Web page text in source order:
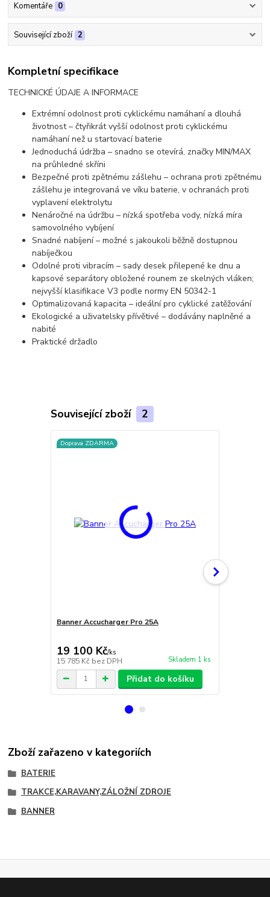
Komentáře 0
Související zboží 2
Kompletní specifikace
TECHNICKÉ ÚDAJE A INFORMACE
Extrémní odolnost proti cyklickému namáhaní a dlouhá
životnost – čtyřikrát vyšší odolnost proti cyklickému
namáhaní než u startovací baterie
Jednoduchá údržba – snadno se otevírá, značky MIN/MAX
na průhledné skříni
Bezpečné proti zpětnému zášlehu – ochrana proti zpětnému
zášlehu je integrovaná ve víku baterie, v ochranách proti
vyplavení elektrolytu
Nenáročné na údržbu – nízká spotřeba vody, nízká míra
samovolného vybíjení
Snadné nabíjení – možné s jakoukoli běžně dostupnou
nabíječkou
Odolné proti vibracím – sady desek přilepené ke dnu a
kapsové separátory obložené rounem ze skelných vláken;
nejvyšší klasifikace V3 podle normy EN 50342-1
Optimalizovaná kapacita – ideální pro cyklické zatěžování
Ekologické a uživatelsky přívětivé – dodávány naplněné a
nabité
Praktické držadlo
Související zboží 2
Doprava ZDARMA
Banner Accucharger Pro 25A
19 100 Kč/ks
15 785 Kč bez DPH Skladem 1 ks
Přidat do košíku
Zboží zařazeno v kategoriích
BATERIE
TRAKCE,KARAVANY,ZÁLOŽNÍ ZDROJE
BANNER